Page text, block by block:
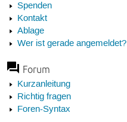
Spenden
Kontakt
Ablage
Wer ist gerade angemeldet?
Forum
Kurzanleitung
Richtig fragen
Foren-Syntax